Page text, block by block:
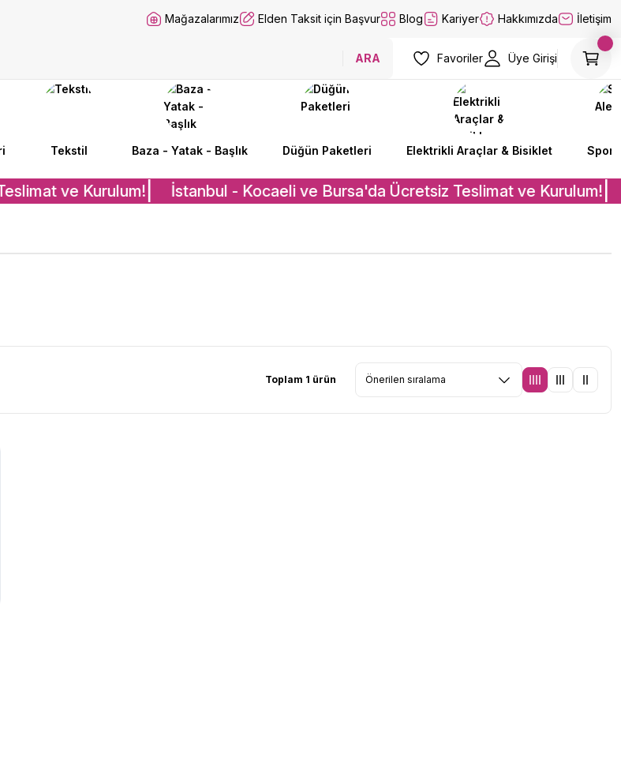
Mağazalarımız Elden Taksit için Başvur Blog Kariyer Hakkımızda İletişim
ARA Favoriler Üye Girişi
Tekstil Baza - Yatak - Başlık Düğün Paketleri Elektrikli Araçlar & Bisiklet Spor
ve Kurulum! İstanbul - Kocaeli ve Bursa'da Ücretsiz Teslimat ve Kurulum!
Toplam 1 ürün